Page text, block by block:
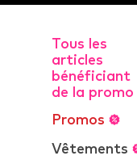
Tous les
articles
bénéficiant
de la promo
Promos
Vêtements